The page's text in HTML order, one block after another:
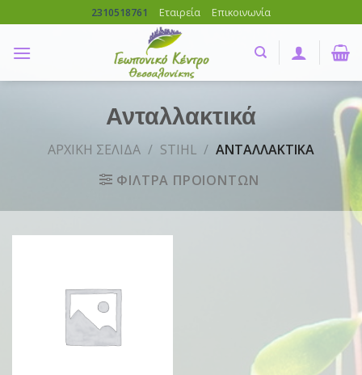
to
content
2310518761 Εταιρεία Επικοινωνία
Ανταλλακτικά
ΑΡΧΙΚΗ ΣΕΛΙΔΑ / STIHL / ΑΝΤΑΛΛΑΚΤΙΚΑ
ΦΙΛΤΡΑ ΠΡΟΙΟΝΤΩΝ